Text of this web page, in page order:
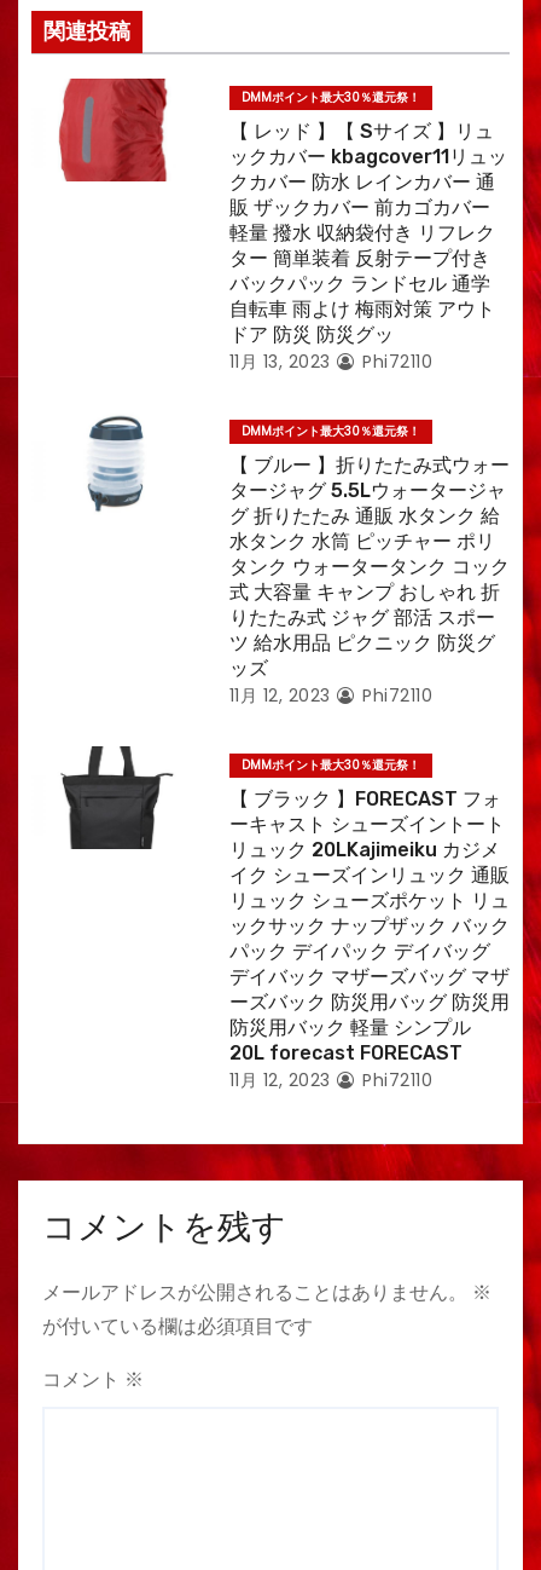
関連投稿
DMMポイント最大30％還元祭！
【 レッド 】【 Sサイズ 】リュ
ックカバー kbagcover11リュッ
クカバー 防水 レインカバー 通
販 ザックカバー 前カゴカバー
軽量 撥水 収納袋付き リフレク
ター 簡単装着 反射テープ付き
バックパック ランドセル 通学
自転車 雨よけ 梅雨対策 アウト
ドア 防災 防災グッ
11月 13, 2023 Phi72110
DMMポイント最大30％還元祭！
【 ブルー 】折りたたみ式ウォー
タージャグ 5.5Lウォータージャ
グ 折りたたみ 通販 水タンク 給
水タンク 水筒 ピッチャー ポリ
タンク ウォータータンク コック
式 大容量 キャンプ おしゃれ 折
りたたみ式 ジャグ 部活 スポー
ツ 給水用品 ピクニック 防災グ
ッズ
11月 12, 2023 Phi72110
DMMポイント最大30％還元祭！
【 ブラック 】FORECAST フォ
ーキャスト シューズイントート
リュック 20LKajimeiku カジメ
イク シューズインリュック 通販
リュック シューズポケット リュ
ックサック ナップザック バック
パック デイパック デイバッグ
デイバック マザーズバッグ マザ
ーズバック 防災用バッグ 防災用
防災用バック 軽量 シンプル
20L forecast FORECAST
11月 12, 2023 Phi72110
コメントを残す
メールアドレスが公開されることはありません。
※
が付いている欄は必須項目です
コメント ※